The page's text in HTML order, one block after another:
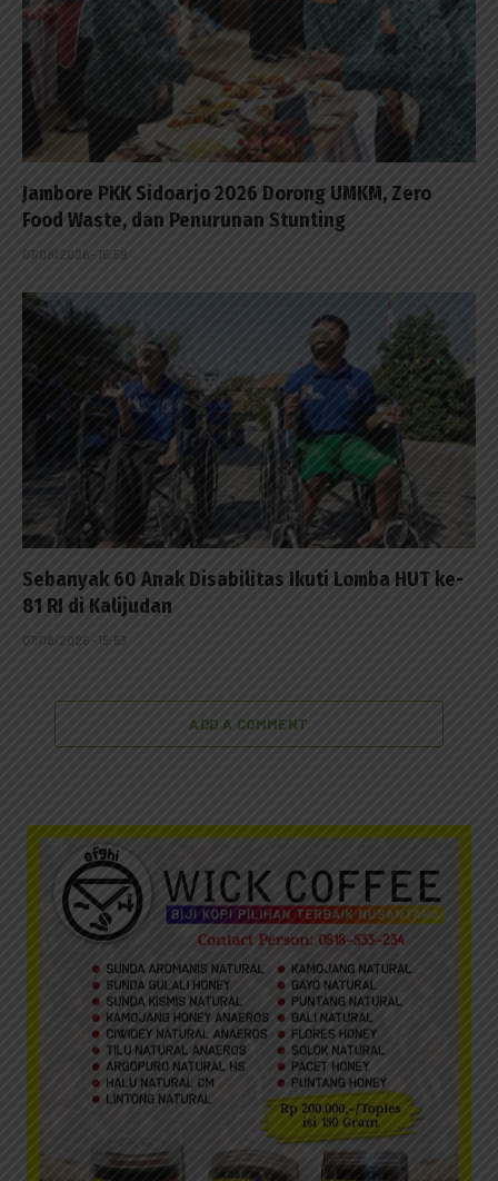
Jambore PKK Sidoarjo 2026 Dorong UMKM, Zero
Food Waste, dan Penurunan Stunting
07/08/2026 - 15:59
Sebanyak 60 Anak Disabilitas Ikuti Lomba HUT ke-
81 RI di Kalijudan
07/08/2026 - 15:53
ADD A COMMENT